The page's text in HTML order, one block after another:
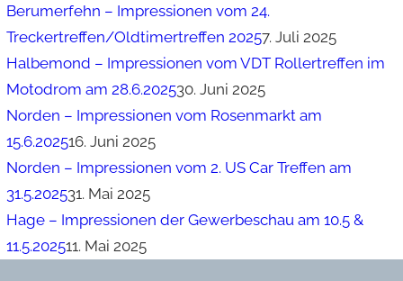
Berumerfehn – Impressionen vom 24.
Treckertreffen/Oldtimertreffen 20257. Juli 2025
Halbemond – Impressionen vom VDT Rollertreffen im
Motodrom am 28.6.202530. Juni 2025
Norden – Impressionen vom Rosenmarkt am
15.6.202516. Juni 2025
Norden – Impressionen vom 2. US Car Treffen am
31.5.202531. Mai 2025
Hage – Impressionen der Gewerbeschau am 10.5 &
11.5.202511. Mai 2025